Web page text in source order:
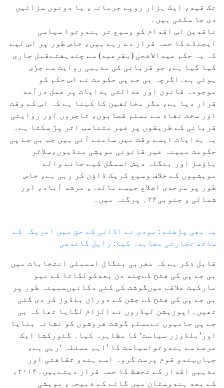
تک قید، ایک ہزار روپے جرمانہ، یا دونوں سزائیں
دی جا سکتی ہیں۔
ناقدین اس اقدام کو وسیع تر ہندوتوا سیاسی
ایجنڈے کا حصہ قرار دے رہے ہیں، خاص طور پر اس لیے
کہ یہ حکم عیدالاضحیٰ (بقرعید) سے چندہفتےقبل جاری
کیا گیا ہے، جو قربانی کی مذہبی روایت سے جڑی
ہوئی ہے۔اگرچہ بی جے پی حکومت نے اس حکم کو
موجودہ قانون اور عدالتی ہدایات پر عمل درآمد
قرار دیا ہے، مگر مخالفین کا کہنا ہے کہ اس کے وقت
اور سخت نفاذ سے مسلم قصابوں، تاجروں اور روایتی
قربانی کے طریقوں پر غیر متناسب اثر پڑ سکتا ہے۔
یہ ہدایات ایسے وقت میں سامنے آئی ہیں جب بی جے پی
حکومت مبینہ غیر قانونی مویشی منڈیوں،سلاٹر
ہاؤسز اور بنگلہ دیش اسمگل کیے جانے والے
مویشیوں کے خلاف وسیع کریک ڈاؤن کر رہی ہے، خاص
طور پر سرحدی اضلاع جیسے مالدہ، مرشد آباد، اور
شمالی و جنوبی۲۴؍ پرگنہ میں۔
یہ بھی پڑھئے : مودی نے اڈانی کے حق میں امریکہ کے
ساتھ تجارتی معاہدہ کیا: راہل گاندھی
قابل ذکر ہے کہ مغربی بنگال اسمبلی انتخابات میں
بی جے پی کی فتح کےچند دن بعدکولکاتا کے نیو
مارکیٹ علاقے میںگوشت کی کئی دکانیںمبینہ طور پر
بی جے پی کی فتح کے جشن کے دوران بلڈوز کر دی گئی
تھیں۔اپوزیشن لیڈروں نے الزام لگایا تھا کہ بی
جے پی حامیوں نےمسلم گوشت فروشوں کو نشانہ بنایا
اور’بلڈوزر سیاست‘ کا مظاہرہ کیا۔ گئورکشا ایک
عرصے سے ہندوتواسیاست کا ’اہم مسئلہ ‘رہی ہے،
جہاںہندو قوم پرست گروہ اسے ہندو ثقافتی اور
مذہبی اقدار کے تحفظ کا حصہ قرار دیتےہیں۔۲۰۱۴ء
کے بعد ہندوستان میں گائے کے ذبیحہ، مویشی